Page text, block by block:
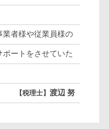
業者様や従業員様の
ートをさせていた
税理士 渡辺 努